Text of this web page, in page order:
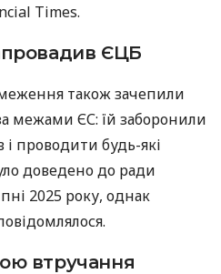
Times.
ЄЦБ
також зачепили
межами ЄС: їй заборонили
і проводити будь-які
доведено до ради
2025 року, однак
втручання